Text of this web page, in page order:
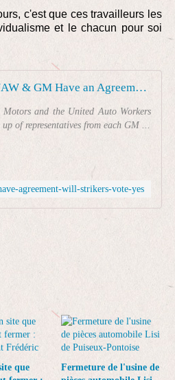
c'est que ces travailleurs les
et le chacun pour soi
UAW & GM Have an Agreement. Will Strikers Vote Yes?
and the United Auto Workers
of representatives from each GM ...
agreement-will-strikers-vote-yes
que
Fermeture de l'usine de